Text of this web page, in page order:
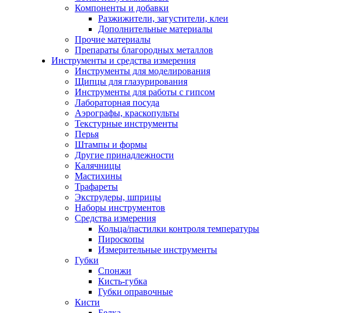
Компоненты и добавки
Разжижители, загустители, клеи
Дополнительные материалы
Прочие материалы
Препараты благородных металлов
Инструменты и средства измерения
Инструменты для моделирования
Щипцы для глазурирования
Инструменты для работы с гипсом
Лабораторная посуда
Аэрографы, краскопульты
Текстурные инструменты
Перья
Штампы и формы
Другие принадлежности
Калячницы
Мастихины
Трафареты
Экструдеры, шприцы
Наборы инструментов
Средства измерения
Кольца/пастилки контроля температуры
Пироскопы
Измерительные инструменты
Губки
Спонжи
Кисть-губка
Губки оправочные
Кисти